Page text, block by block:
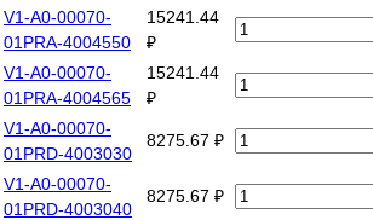
V1-A0-00070-
01PRA-4004550
15241.44
₽
V1-A0-00070-
01PRA-4004565
15241.44
₽
V1-A0-00070-
01PRD-4003030
8275.67 ₽
V1-A0-00070-
01PRD-4003040
8275.67 ₽